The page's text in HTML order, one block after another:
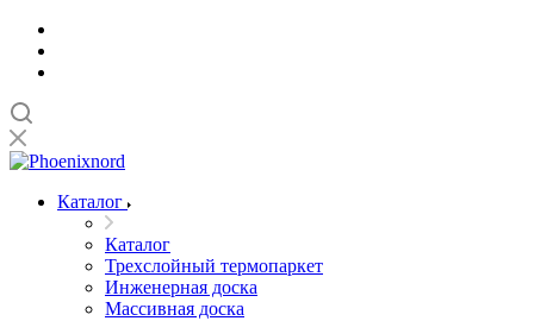
Каталог
Каталог
Трехслойный термопаркет
Инженерная доска
Массивная доска